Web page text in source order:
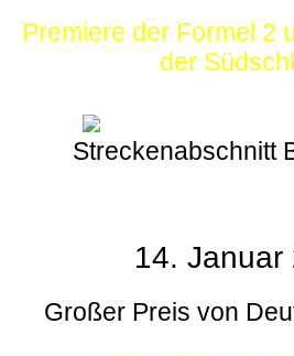
Premiere der Formel 2
der
Streckenabschnitt
14. Januar
Großer Preis von